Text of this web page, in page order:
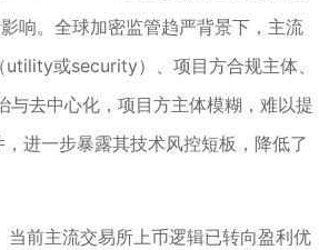
响。全球加密监管趋严背景下，主流
或security）、项目方合规主体、
去中心化，项目方主体模糊，难以提
进一步暴露其技术风控短板，降低了
前主流交易所上币逻辑已转向盈利优